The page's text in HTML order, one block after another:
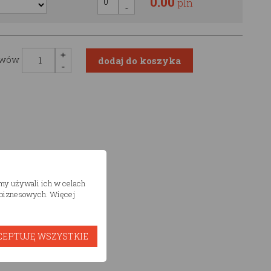
pln
używali ich w celach
Więcej
WSZYSTKIE